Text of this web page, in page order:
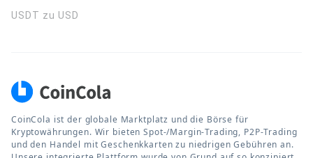
USDT zu USD
CoinCola ist der globale Marktplatz und die Börse für
Kryptowährungen. Wir bieten Spot-/Margin-Trading, P2P-Trading
und den Handel mit Geschenkkarten zu niedrigen Gebühren an.